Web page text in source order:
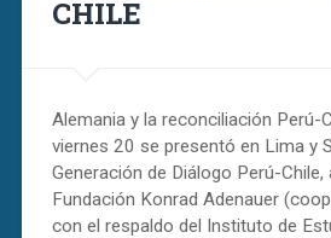
CHILE
Alemania y la reconciliación Perú-
viernes 20 se presentó en Lima y
Generación de Diálogo Perú-
Fundación Konrad Adenauer
con el respaldo del Instituto de